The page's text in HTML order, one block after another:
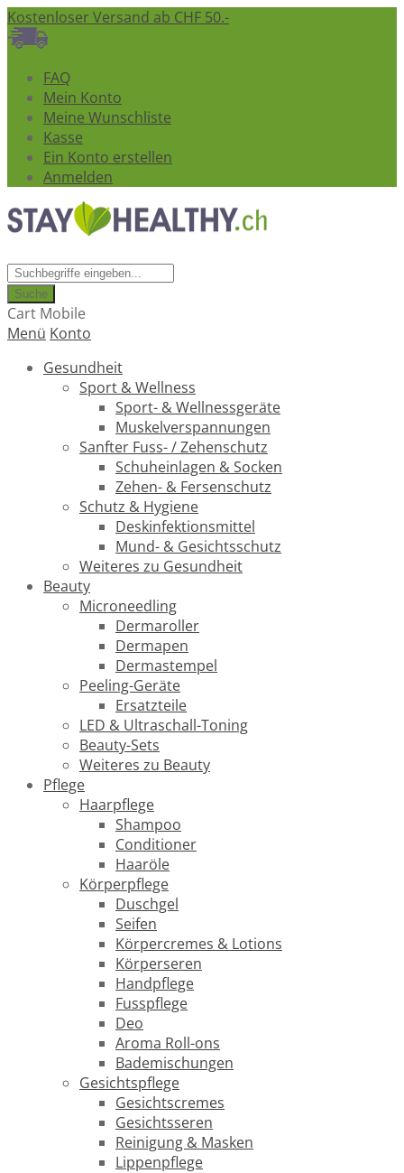
Kostenloser Versand ab CHF 50.-
FAQ
Mein Konto
Meine Wunschliste
Kasse
Ein Konto erstellen
Anmelden
Suche
Cart Mobile
Menü Konto
Gesundheit
Sport & Wellness
Sport- & Wellnessgeräte
Muskelverspannungen
Sanfter Fuss- / Zehenschutz
Schuheinlagen & Socken
Zehen- & Fersenschutz
Schutz & Hygiene
Deskinfektionsmittel
Mund- & Gesichtsschutz
Weiteres zu Gesundheit
Beauty
Microneedling
Dermaroller
Dermapen
Dermastempel
Peeling-Geräte
Ersatzteile
LED & Ultraschall-Toning
Beauty-Sets
Weiteres zu Beauty
Pflege
Haarpflege
Shampoo
Conditioner
Haaröle
Körperpflege
Duschgel
Seifen
Körpercremes & Lotions
Körperseren
Handpflege
Fusspflege
Deo
Aroma Roll-ons
Bademischungen
Gesichtspflege
Gesichtscremes
Gesichtsseren
Reinigung & Masken
Lippenpflege